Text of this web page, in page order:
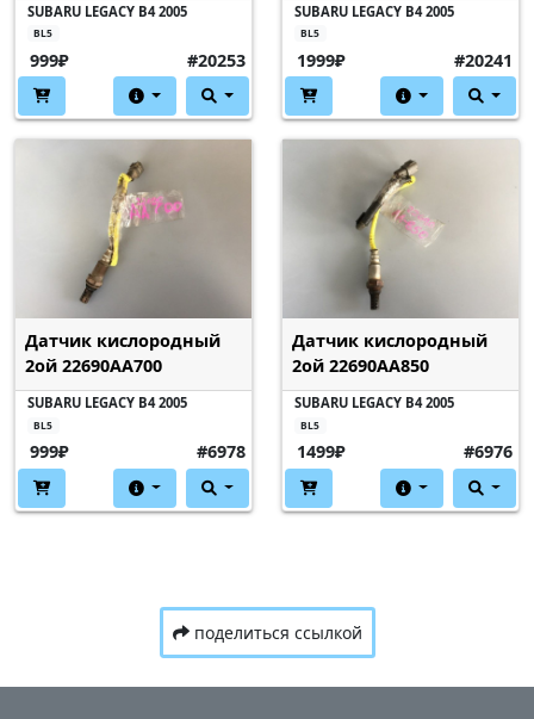
SUBARU LEGACY B4 2005
BL5
999₽ #20253
SUBARU LEGACY B4 2005
BL5
1999₽ #20241
Датчик кислородный
2ой 22690AA700
SUBARU LEGACY B4 2005
BL5
999₽ #6978
Датчик кислородный
2ой 22690AA850
SUBARU LEGACY B4 2005
BL5
1499₽ #6976
поделиться ссылкой